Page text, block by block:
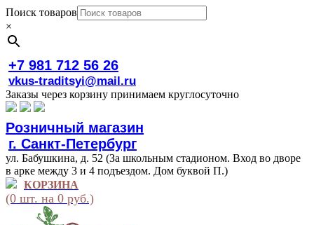
Поиск товаров
×
+7 981 712 56 26
vkus-traditsyi@mail.ru
Заказы через корзину принимаем круглосуточно
Розничный магазин
г. Санкт-Петербург
ул. Бабушкина, д. 52 (За школьным стадионом. Вход во дворе
в арке между 3 и 4 подъездом. Дом буквой П.)
КОРЗИНА
(0 шт. на 0 руб.)